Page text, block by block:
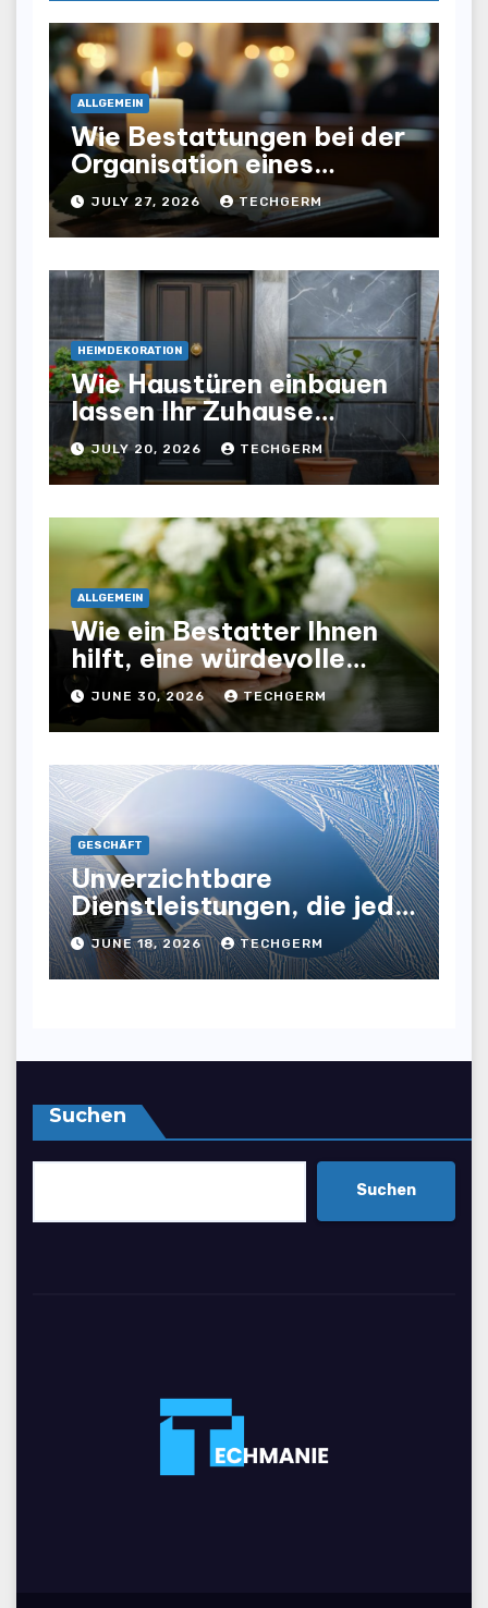
ALLGEMEIN
Wie Bestattungen bei der
Organisation eines
würdevollen Abschieds
helfen
JULY 27, 2026 TECHGERM
HEIMDEKORATION
Wie Haustüren einbauen
lassen Ihr Zuhause
optisch und funktional
aufwertet
JULY 20, 2026 TECHGERM
ALLGEMEIN
Wie ein Bestatter Ihnen
hilft, eine würdevolle
Abschiednahme für Ihre
Liebsten zu gestalten
JUNE 30, 2026 TECHGERM
GESCHÄFT
Unverzichtbare
Dienstleistungen, die jede
Gewerbeimmobilie
benötigt, um ihre Effizienz
und Attraktivität zu
JUNE 18, 2026 TECHGERM
Suchen
Suchen